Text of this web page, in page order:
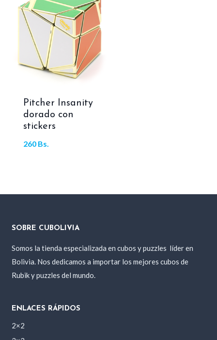
Pitcher Insanity
dorado con
stickers
260 Bs.
SOBRE CUBOLIVIA
Somos la tienda especializada en cubos y puzzles líder en
Bolivia. Nos dedicamos a importar los mejores cubos de
Rubik y puzzles del mundo.
ENLACES RÁPIDOS
2×2